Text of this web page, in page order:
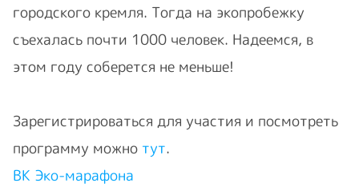
городского кремля. Тогда на экопробежку
съехалась почти 1000 человек. Надеемся, в
этом году соберется не меньше!
Зарегистрироваться для участия и посмотреть
программу можно тут.
ВК Эко-марафона